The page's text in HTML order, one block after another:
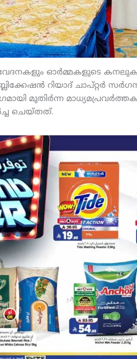
വേദനകളും ഓര്‍മ്മകളുടെ
റിയാദ് ചാപ്റ്റര്‍
മുതിര്‍ന്ന
ചെയ്തത്.